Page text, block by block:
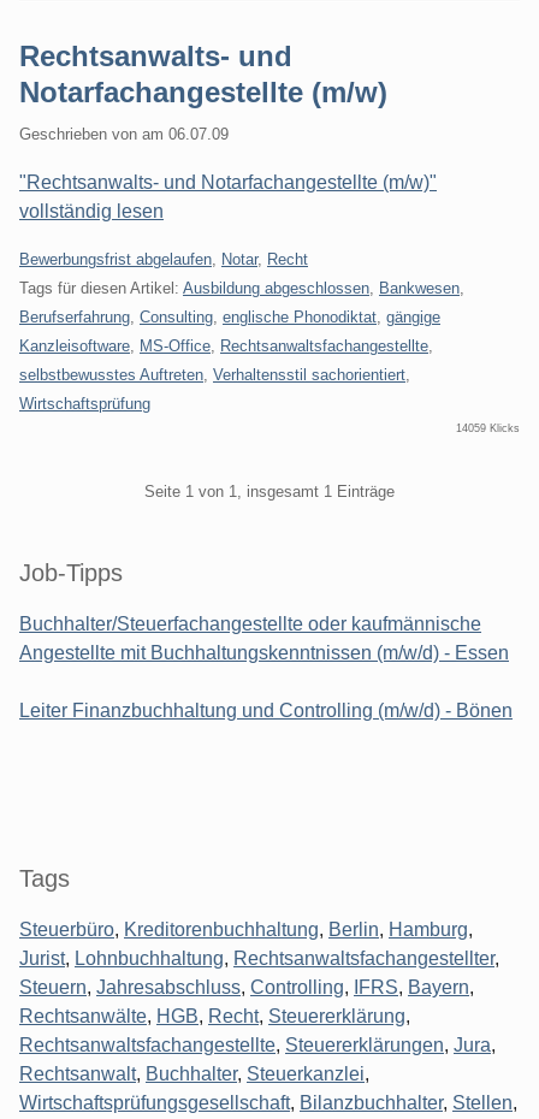
Rechtsanwalts- und
Notarfachangestellte (m/w)
Geschrieben von am 06.07.09
"Rechtsanwalts- und Notarfachangestellte (m/w)"
vollständig lesen
Kategorien:
Bewerbungsfrist abgelaufen Notar, Recht
Tags für diesen Artikel: Ausbildung abgeschlossen Bankwesen
Berufserfahrung Consulting englische Phonodiktat gängige
Kanzleisoftware
MS-Office Rechtsanwaltsfachangestellte
selbstbewusstes Auftreten Verhaltensstil sachorientiert
Wirtschaftsprüfung
14059 Klicks
Seite 1 von 1, insgesamt 1 Einträge
Seitenleiste
Job-Tipps
Buchhalter/Steuerfachangestellte oder kaufmännische
Angestellte mit Buchhaltungskenntnissen (m/w/d) - Essen
Leiter Finanzbuchhaltung und Controlling (m/w/d) - Bönen
Tags
Steuerbüro, Kreditorenbuchhaltung, Berlin, Hamburg,
Jurist, Lohnbuchhaltung, Rechtsanwaltsfachangestellter,
Steuern, Jahresabschluss, Controlling, IFRS, Bayern,
Rechtsanwälte, HGB, Recht, Steuererklärung,
Rechtsanwaltsfachangestellte, Steuererklärungen, Jura,
Rechtsanwalt, Buchhalter, Steuerkanzlei,
Wirtschaftsprüfungsgesellschaft, Bilanzbuchhalter, Stellen,